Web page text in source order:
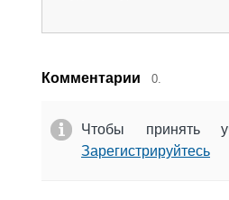
Комментарии 0.
Чтобы принять
Зарегистрируйтесь